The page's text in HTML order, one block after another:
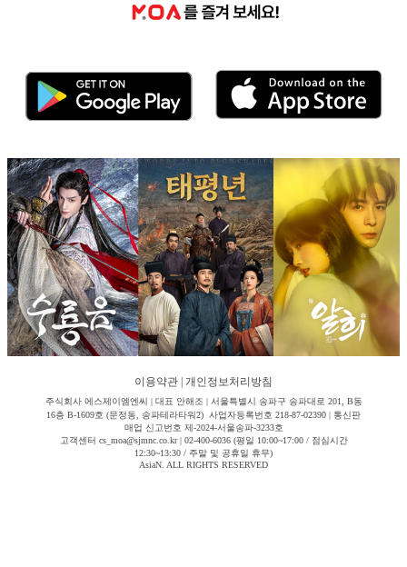
이용약관 개인정보처리방침
주식회사 에스제이엠엔씨 | 대표 안해조 | 서울특별시 송파구 송파대로 201, B동
16층 B-1609호 (문정동, 송파테라타워2) 사업자등록번호 218-87-02390 | 통신판
매업 신고번호 제-2024-서울송파-3233호
고객센터 cs_moa@sjmnc.co.kr | 02-400-6036 (평일 10:00~17:00 / 점심시간
12:30~13:30 / 주말 및 공휴일 휴무)
AsiaN. ALL RIGHTS RESERVED